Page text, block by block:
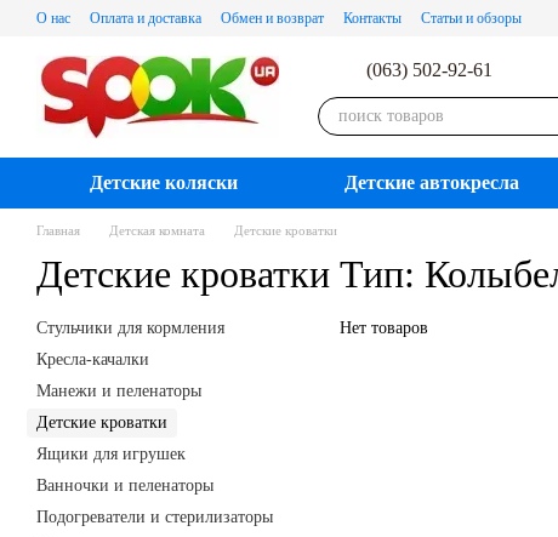
Перейти к основному контенту
О нас Оплата и доставка Обмен и возврат Контакты Статьи и обзоры
(063) 502-92-61
Детские коляски Детские автокресла
Главная Детская комната Детские кроватки
Детские кроватки Тип:
Нет товаров
Стульчики для кормления
Кресла-качалки
Манежи и пеленаторы
Детские кроватки
Ящики для игрушек
Ванночки и пеленаторы
Подогреватели и стерилизаторы